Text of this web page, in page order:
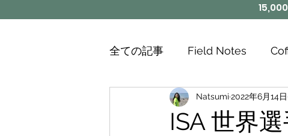
全ての記事 Field Notes
ISA 世界
Natsumi 2022年6月14日